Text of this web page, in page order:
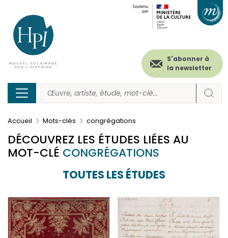
contenu
principal
Menu
secondaire
(header)
S'abonner à
la newsletter
Accueil Mots-clés congrégations
DÉCOUVREZ LES ÉTUDES LIÉES AU
MOT-CLÉ CONGRÉGATIONS
TOUTES LES ÉTUDES